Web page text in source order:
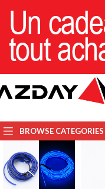
BROWSE CATEGORIES